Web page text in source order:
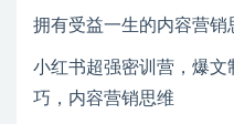
拥有受益一生的内容营销
小红书超强密训营，爆
巧，内容营销思维